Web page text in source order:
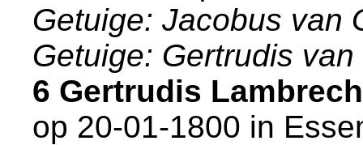
Getuige: Jacobus van
Getuige: Gertrudis van
6 Gertrudis
op 20-01-1800 in